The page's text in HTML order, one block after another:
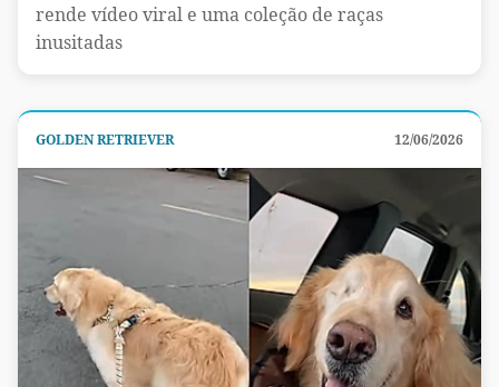
rende vídeo viral e uma coleção de raças
inusitadas
GOLDEN RETRIEVER 12/06/2026